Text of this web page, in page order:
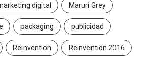
digital Maruri Grey
packaging publicidad
Reinvention Reinvention 2016